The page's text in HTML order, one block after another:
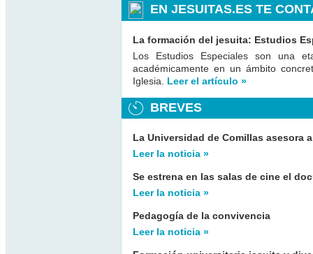
EN JESUITAS.ES TE
La formación del jesuita: Estudios
Los Estudios Especiales son una
académicamente en un ámbito
Iglesia. Leer el artículo »
BREVES
La Universidad de Comillas asesora
Leer la noticia »
Se estrena en las salas de cine el
Leer la noticia »
Pedagogía de la convivencia
Leer la noticia »